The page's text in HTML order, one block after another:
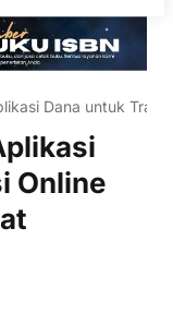
Dana untuk
Online